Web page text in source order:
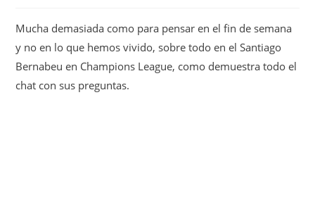
Mucha demasiada como para pensar en el fin de semana
y no en lo que hemos vivido, sobre todo en el Santiago
Bernabeu en Champions League, como demuestra todo el
chat con sus preguntas.